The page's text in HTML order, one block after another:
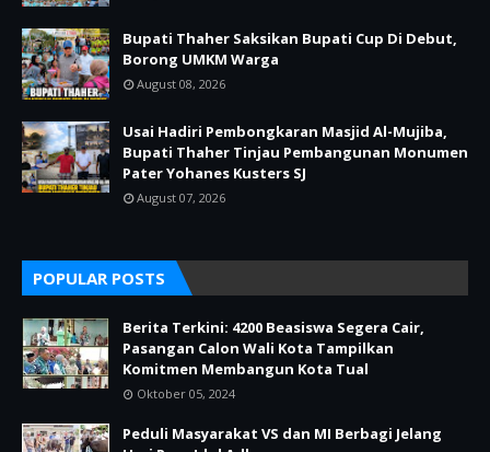
Bupati Thaher Saksikan Bupati Cup Di Debut,
Borong UMKM Warga
August 08, 2026
Usai Hadiri Pembongkaran Masjid Al-Mujiba,
Bupati Thaher Tinjau Pembangunan Monumen
Pater Yohanes Kusters SJ
August 07, 2026
POPULAR POSTS
Berita Terkini: 4200 Beasiswa Segera Cair,
Pasangan Calon Wali Kota Tampilkan
Komitmen Membangun Kota Tual
Oktober 05, 2024
Peduli Masyarakat VS dan MI Berbagi Jelang